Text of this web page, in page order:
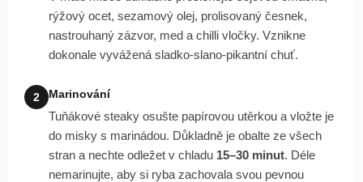
rýžový ocet, sezamový olej, prolisovaný česnek,
nastrouhaný zázvor, med a chilli vločky. Vznikne
dokonale vyvážená sladko-slano-pikantní chuť.
2 Marinování
Tuňákové steaky osušte papírovou utěrkou a vložte je
do misky s marinádou. Důkladně je obalte ze všech
stran a nechte odležet v chladu 15–30 minut. Déle
nemarinujte, aby si ryba zachovala svou pevnou